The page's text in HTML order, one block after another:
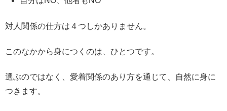
対人関係の仕方は４つしかありません。
このなかから身につくのは、ひとつです。
選ぶのではなく、愛着関係のあり方を通じて、自然に身に
つきます。